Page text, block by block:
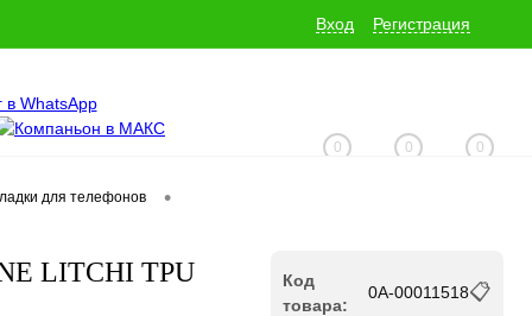
Вход Регистрация
0 0 0
для телефонов •
LITCHI TPU
Код
товара:
0А-00011518📋